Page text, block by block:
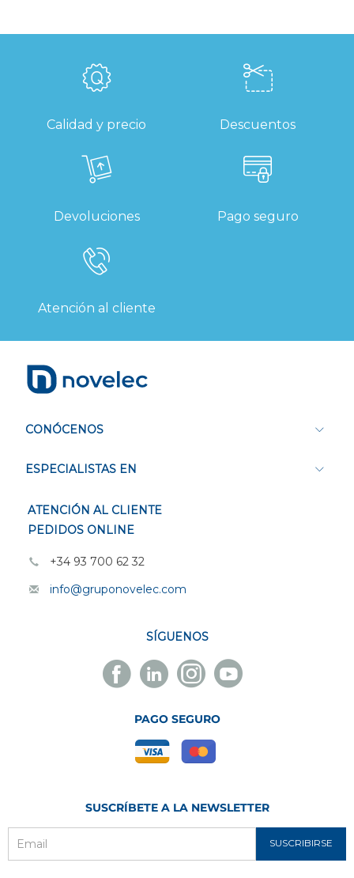
Calidad y precio Descuentos
Devoluciones Pago seguro
Atención al cliente
CONÓCENOS
ESPECIALISTAS EN
ATENCIÓN AL CLIENTE
PEDIDOS ONLINE
+34 93 700 62 32
info@gruponovelec.com
SÍGUENOS
Facebook
Novelec
Linkedin
Novelec
Instagram
Novelec
Youtube
Novelec
PAGO SEGURO
SUSCRÍBETE A LA NEWSLETTER
SUSCRIBIRSE